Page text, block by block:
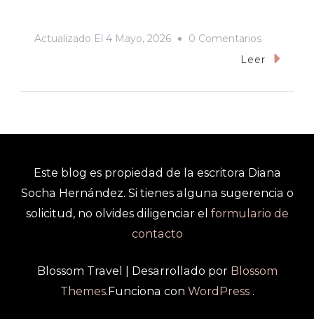
Actualizado El 4 Mayo, 2026 0 ComentariosEn
Libro
Fals
Borda
Leer
Este blog es propiedad de la escritora Diana
Socha Hernández. Si tienes alguna sugerencia o
solicitud, no olvides diligenciar el formulario de
contacto
Blossom Travel | Desarrollado por Blossom
Themes.Funciona con WordPress.